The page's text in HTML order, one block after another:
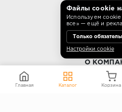
Режим
10:00 - 18:00
О
Контакты
Файлы cookie
Используем cookie
все» — ещё и
Только
Настройки cookie
Главная Каталог Корзина